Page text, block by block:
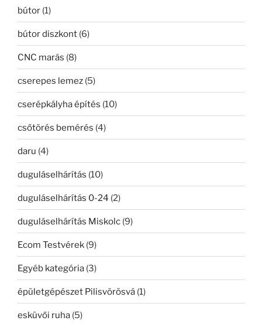
bútor (1)
bútor diszkont (6)
CNC marás (8)
cserepes lemez (5)
cserépkályha építés (10)
csőtörés bemérés (4)
daru (4)
duguláselhárítás (10)
duguláselhárítás 0-24 (2)
duguláselhárítás Miskolc (9)
Ecom Testvérek (9)
Egyéb kategória (3)
épületgépészet Pilisvörösvá (1)
esküvői ruha (5)